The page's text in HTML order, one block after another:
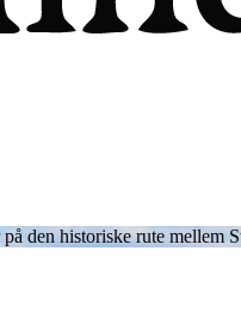
den historiske rute mellem